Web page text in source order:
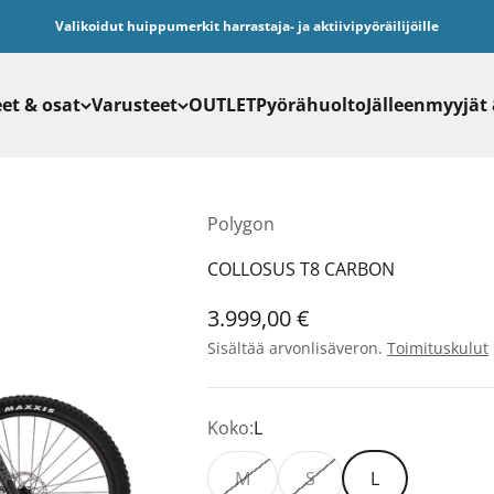
Valikoidut huippumerkit harrastaja- ja aktiivipyöräilijöille
& osat Varusteet OUTLETPyörähuolto
Polygon
COLLOSUS T8 CARBON
Alennushinta
3.999,00 €
Sisältää arvonlisäveron. Toimituskulut
Koko:L
M S L